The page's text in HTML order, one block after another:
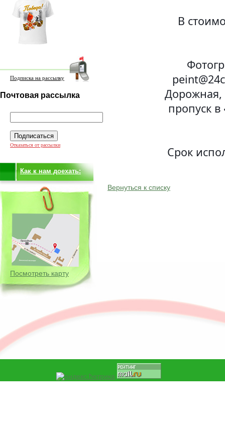
Подписка на рассылку
Почтовая рассылка
Отказаться от рассылки
Как к нам доехать:
Посмотреть карту
В
Дорожная,
пропуск
Срок
Вернуться к списку